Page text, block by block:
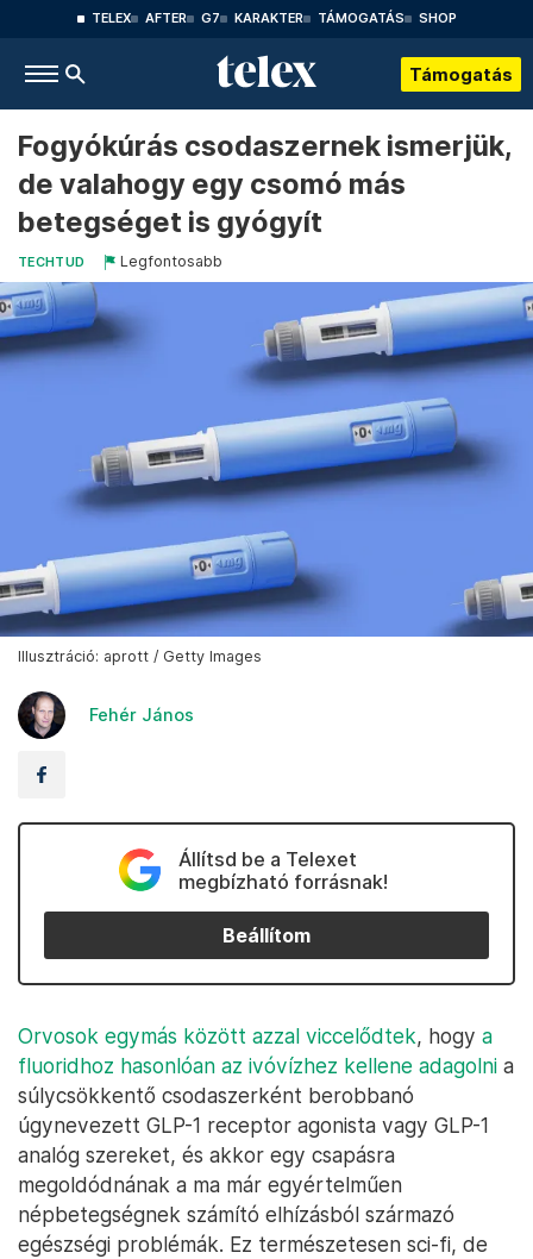
TELEX AFTER G7 KARAKTER TÁMOGATÁS SHOP
Támogatás
Fogyókúrás csodaszernek ismerjük,
de valahogy egy csomó más
betegséget is gyógyít
TECHTUD Legfontosabb
Illusztráció: aprott / Getty Images
Fehér János
Állítsd be a Telexet
megbízható forrásnak!
Beállítom
Orvosok egymás között azzal viccelődtek, hogy a
fluoridhoz hasonlóan az ivóvízhez kellene adagolni a
súlycsökkentő csodaszerként berobbanó
úgynevezett GLP-1 receptor agonista vagy GLP-1
analóg szereket, és akkor egy csapásra
megoldódnának a ma már egyértelműen
népbetegségnek számító elhízásból származó
egészségi problémák. Ez természetesen sci-fi, de